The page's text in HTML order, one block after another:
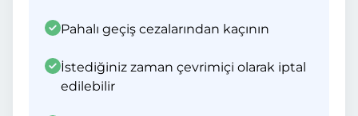
Pahalı geçiş cezalarından kaçının
İstediğiniz zaman çevrimiçi olarak iptal
edilebilir